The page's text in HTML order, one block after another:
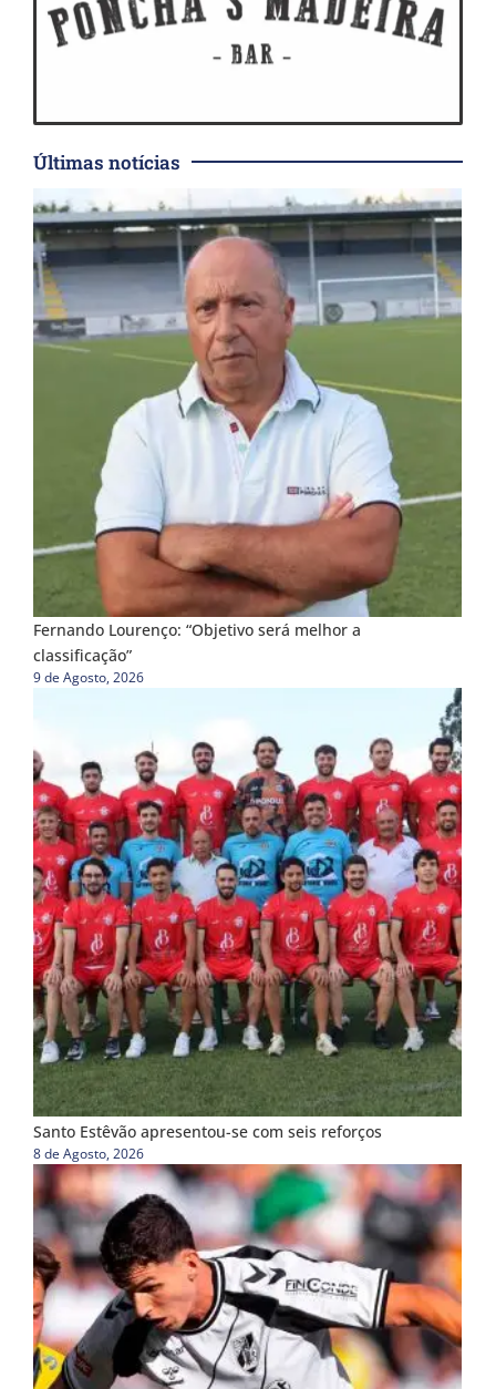
Últimas notícias
Fernando Lourenço: “Objetivo será melhor a
classificação”
9 de Agosto, 2026
Santo Estêvão apresentou-se com seis reforços
8 de Agosto, 2026